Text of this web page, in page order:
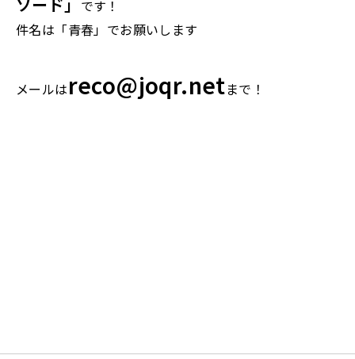
です！
件名は「青春」でお願いします
メールはreco@joqr.netまで！